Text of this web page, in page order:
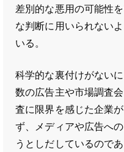
差別的な悪用の可能性
な判断に用いられない
いる。
科学的な裏付けがない
数の広告主や市場調査
査に限界を感じた企業
ず、メディアや広告へ
うとしだしているのであ